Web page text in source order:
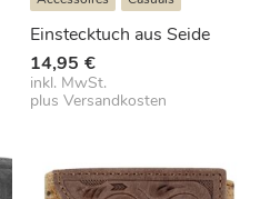
Einstecktuch aus Seide
14,95 €
inkl. MwSt.
plusVersandkosten